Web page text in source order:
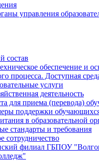
управления
состав
обеспечение и
процесса. Доступная
услуги
деятельность
для приема (перевода)
поддержки
в образовательной
стандарты и требования
сотрудничество
филиал ГБПОУ